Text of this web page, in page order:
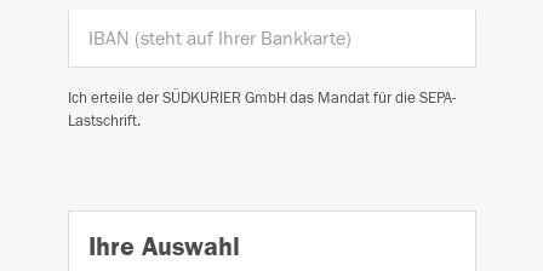
Ich erteile der SÜDKURIER GmbH das Mandat für die SEPA-
Lastschrift.
Ihre Auswahl